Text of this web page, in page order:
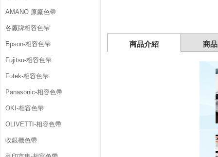
墨
水
匣
AMANO 原廠色帶
各廠牌相容色帶
Epson-相容色帶
Fujitsu-相容色帶
Futek-相容色帶
Panasonic-相容色帶
OKI-相容色帶
OLIVETTI-相容色帶
收銀機色帶
商品介紹 商